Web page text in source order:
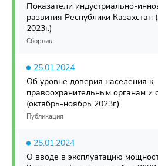
Показатели индустриально-
развития Республики Казахстан
2023г.)
Сборник
25.01.2024
Об уровне доверия населения к
правоохранительным органам и
(октябрь-ноябрь 2023г.)
Публикация
25.01.2024
О вводе в эксплуатацию